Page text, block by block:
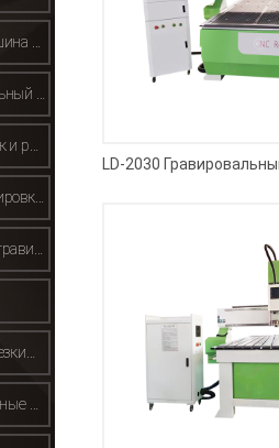
ЧПУ маршрутизатор для гравировки металла （金属雕刻机）